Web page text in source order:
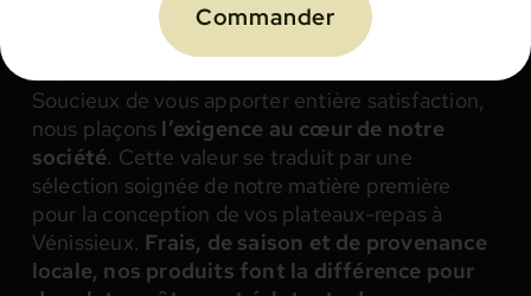
Notre secret pour des plateaux-
repas de qualité à Vénissieux
Soucieux de vous apporter entière satisfaction,
nous plaçons l’exigence au cœur de notre
société. Cette valeur se traduit par une
sélection soignée de notre matière première
pour la conception de vos plateaux-repas à
Vénissieux. Frais, de saison et de provenance
locale, nos produits font la différence pour
Commander